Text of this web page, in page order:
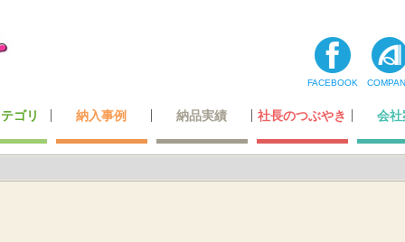
FACEBOOK
ゴリ 納入事例 納品実績 社長のつぶやき 会社